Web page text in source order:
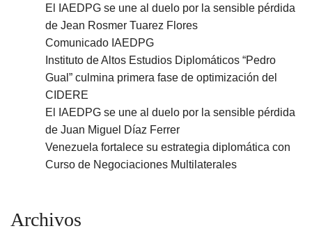
El IAEDPG se une al duelo por la sensible pérdida
de Jean Rosmer Tuarez Flores
Comunicado IAEDPG
Instituto de Altos Estudios Diplomáticos “Pedro
Gual” culmina primera fase de optimización del
CIDERE
El IAEDPG se une al duelo por la sensible pérdida
de Juan Miguel Díaz Ferrer
Venezuela fortalece su estrategia diplomática con
Curso de Negociaciones Multilaterales
Archivos